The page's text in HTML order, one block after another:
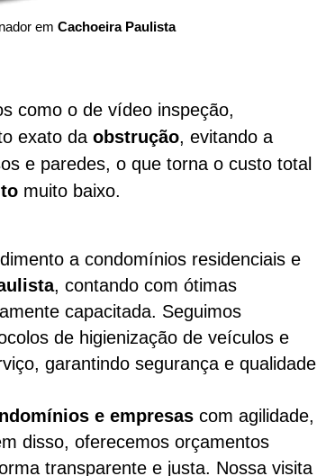
em Cachoeira Paulista
como o de vídeo inspeção,
exato da obstrução, evitando a
e paredes, o que torna o custo total
muito baixo.
a condomínios residenciais e
, contando com ótimas
capacitada. Seguimos
de higienização de veículos e
garantindo segurança e qualidade
e empresas com agilidade,
disso, oferecemos orçamentos
transparente e justa. Nossa visita